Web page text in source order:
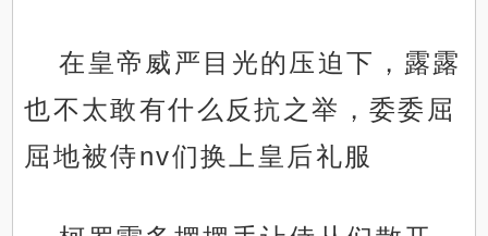
在皇帝威严目光的压迫下，露露
也不太敢有什么反抗之举，委委屈
屈地被侍nv们换上皇后礼服